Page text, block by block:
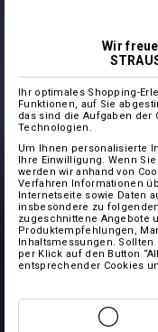
Wir
Ihr optimales Shopping-
Funktionen, auf Sie
das sind die Aufgaben der
Technologien.
Um Ihnen personalisierte
Ihre Einwilligung. Wenn
werden wir anhand von
Verfahren Informationen
Internetseite sowie Daten
insbesondere zu
zugeschnittene Angebote
Produktempfehlungen,
Inhaltsmessungen.
per Klick auf den Button
entsprechender Cookies